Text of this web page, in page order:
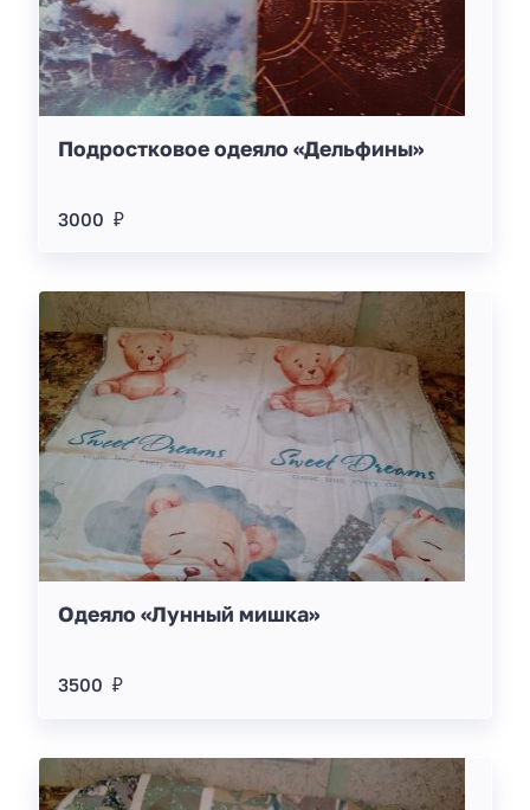
Подростковое одеяло «Дельфины»
3000 ₽
Одеяло «Лунный мишка»
3500 ₽